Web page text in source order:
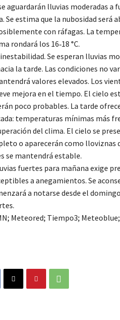
aguardarán lluvias moderadas a
Se estima que la nubosidad será
con ráfagas. La
rondará los 16‑18 °C.
Se esperan lluvias
la tarde. Las condiciones no
valores elevados. Los
mejora en el tiempo. El cielo
poco probables. La tarde
temperaturas mínimas más
del clima. El cielo se
o aparecerán como lloviznas
se mantendrá estable.
fuertes para mañana exige
a anegamientos. Se
a notarse desde el
Meteored; Tiempo3;